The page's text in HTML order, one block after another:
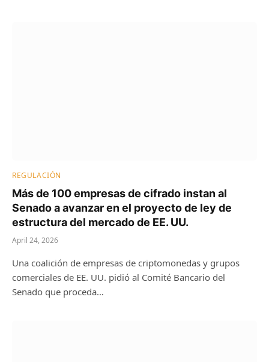
REGULACIÓN
Más de 100 empresas de cifrado instan al
Senado a avanzar en el proyecto de ley de
estructura del mercado de EE. UU.
April 24, 2026
Una coalición de empresas de criptomonedas y grupos
comerciales de EE. UU. pidió al Comité Bancario del
Senado que proceda…